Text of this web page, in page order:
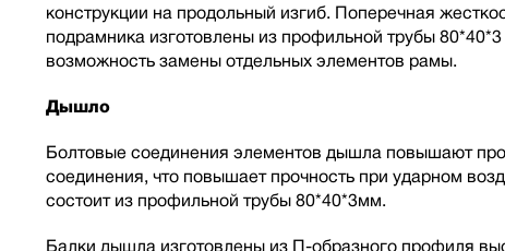
конструкции на продольный изгиб. Поперечная
подрамника изготовлены из профильной трубы
возможность замены отдельных элементов рамы.
Дышло
Болтовые соединения элементов дышла повышают
соединения, что повышает прочность при ударном
состоит из профильной трубы 80*40*3мм.
Балки дышла изготовлены из П-образного профиля